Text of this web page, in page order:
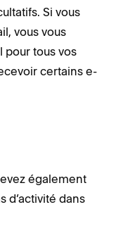
Si vous
vous vous
pour tous vos
certains e-
également
d’activité dans